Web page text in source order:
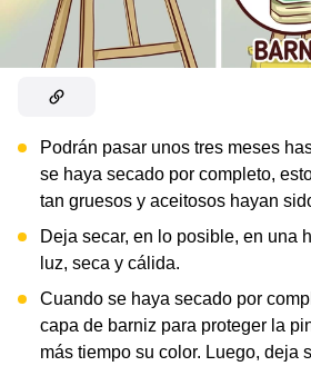
Podrán pasar unos tres meses
se haya secado por completo,
tan gruesos y aceitosos hayan
Deja secar, en lo posible, en una
luz, seca y cálida.
Cuando se haya secado por
capa de barniz para proteger la
más tiempo su color. Luego, deja